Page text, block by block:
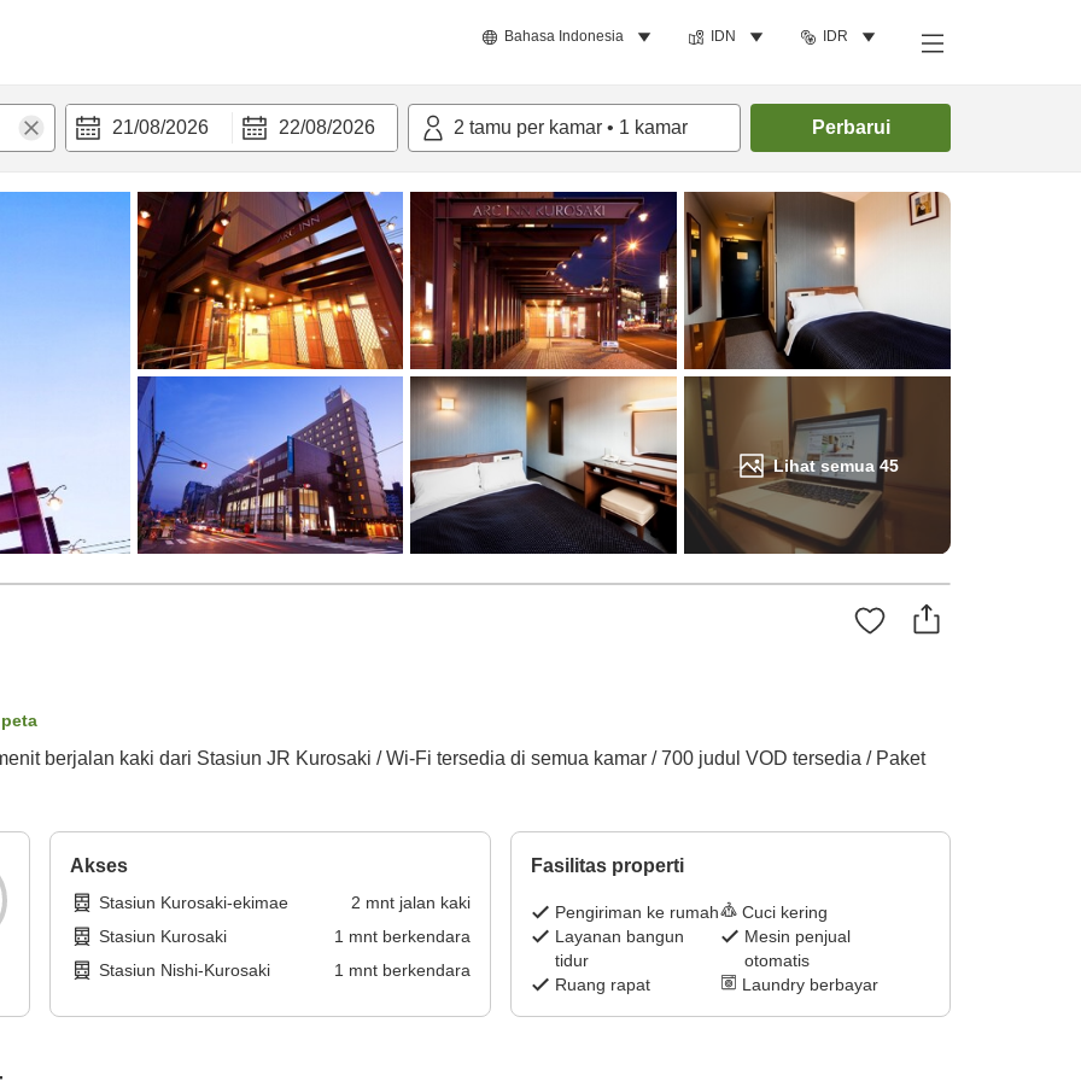
Bahasa Indonesia IDN IDR
21/08/2026 22/08/2026 2 tamu per kamar • 1 kamar Perbarui
Lihat semua45
Cari kamar
berjalan kaki dari Stasiun JR Kurosaki / Wi-Fi tersedia di semua kamar / 700 judul VOD tersedia / Paket
Akses
Stasiun Kurosaki-ekimae 2 mnt jalan kaki
Stasiun Kurosaki
1 mnt berkendara
Stasiun Nishi-Kurosaki
1 mnt berkendara
Fasilitas properti
Pengiriman ke rumah
Cuci kering
Layanan bangun
tidur
Mesin penjual
otomatis
Ruang rapat
Laundry berbayar